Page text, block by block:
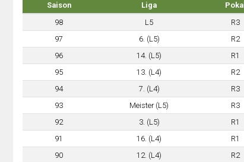
Saison Liga Pokal
98
L5 R3
97
6. (L5) R2
96
14. (L5) R1
95
13. (L4) R2
94
7. (L4) R3
93
Meister (L5) R3
92
3. (L5) R1
91
16. (L4) R1
90
12. (L4) R2